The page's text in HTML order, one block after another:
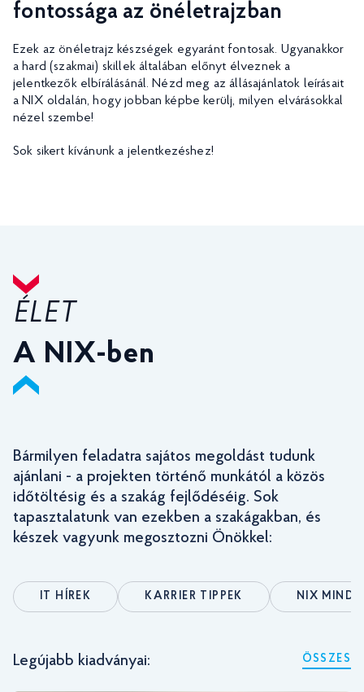
fontossága az önéletrajzban
Ezek az önéletrajz készségek egyaránt fontosak. Ugyanakkor
a hard (szakmai) skillek általában előnyt élveznek a
jelentkezők elbírálásánál. Nézd meg az állásajánlatok leírásait
a NIX oldalán, hogy jobban képbe kerülj, milyen elvárásokkal
nézel szembe!
Sok sikert kívánunk a jelentkezéshez!
ÉLET
A NIX-ben
Bármilyen feladatra sajátos megoldást tudunk
ajánlani - a projekten történő munkától a közös
időtöltésig és a szakág fejlődéséig. Sok
tapasztalatunk van ezekben a szakágakban, és
készek vagyunk megosztozni Önökkel:
IT HÍREK KARRIER TIPPEK NIX
Legújabb kiadványai: ÖSSZES